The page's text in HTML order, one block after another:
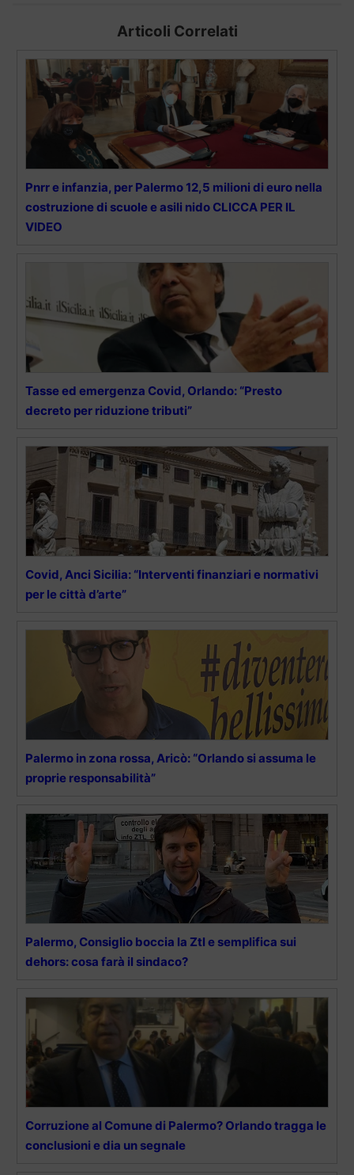
Articoli Correlati
Pnrr e infanzia, per Palermo 12,5 milioni di euro nella
costruzione di scuole e asili nido CLICCA PER IL
VIDEO
Tasse ed emergenza Covid, Orlando: “Presto
decreto per riduzione tributi”
Covid, Anci Sicilia: “Interventi finanziari e normativi
per le città d’arte”
Palermo in zona rossa, Aricò: “Orlando si assuma le
proprie responsabilità”
Palermo, Consiglio boccia la Ztl e semplifica sui
dehors: cosa farà il sindaco?
Corruzione al Comune di Palermo? Orlando tragga le
conclusioni e dia un segnale